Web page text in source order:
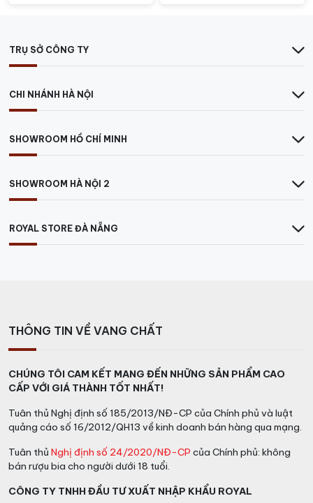
TRỤ SỞ CÔNG TY
CHI NHÁNH HÀ NỘI
SHOWROOM HỒ CHÍ MINH
SHOWROOM HÀ NỘI 2
ROYAL STORE ĐÀ NẴNG
THÔNG TIN VỀ VANG CHẤT
CHÚNG TÔI CAM KẾT MANG ĐẾN NHỮNG SẢN PHẨM CAO
CẤP VỚI GIÁ THÀNH TỐT NHẤT!
Tuân thủ Nghị định số 185/2013/NĐ-CP của Chính phủ và luật
quảng cáo số 16/2012/QH13 về kinh doanh bán hàng qua mạng.
Tuân thủ Nghị định số 24/2020/NĐ-CP của Chính phủ: không
bán rượu bia cho người dưới 18 tuổi.
CÔNG TY TNHH ĐẦU TƯ XUẤT NHẬP KHẨU ROYAL